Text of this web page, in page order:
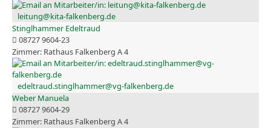
leitung@kita-falkenberg.de
Stinglhammer Edeltraud
08727 9604-23
Rathaus Falkenberg A 4
edeltraud.stinglhammer@vg-falkenberg.de
Weber Manuela
08727 9604-29
Rathaus Falkenberg A 4